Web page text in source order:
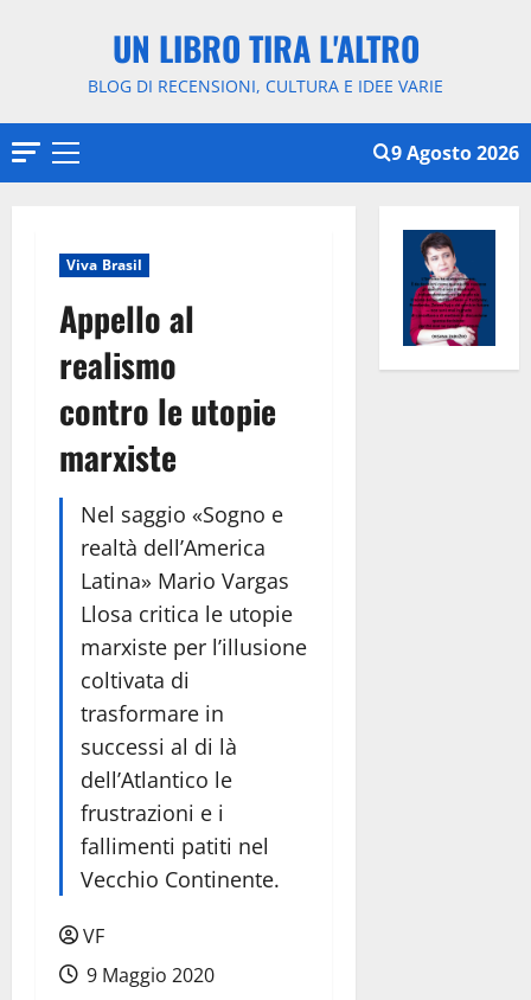
UN LIBRO TIRA L'ALTRO
BLOG DI RECENSIONI, CULTURA E IDEE VARIE
Menu
9 Agosto 2026
Viva Brasil
Appello al
realismo
contro le utopie
marxiste
Nel saggio «Sogno e
realtà dell’America
Latina» Mario Vargas
Llosa critica le utopie
marxiste per l’illusione
coltivata di
trasformare in
successi al di là
dell’Atlantico le
frustrazioni e i
fallimenti patiti nel
Vecchio Continente.
VF
9 Maggio 2020